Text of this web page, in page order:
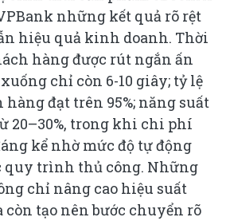
những kết quả rõ rệt
hiệu quả kinh doanh. Thời
hàng được rút ngắn ấn
chỉ còn 6-10 giây; tỷ lệ
đạt trên 95%; năng suất
20–30%, trong khi chi phí
kể nhờ mức độ tự động
quy trình thủ công. Những
chỉ nâng cao hiệu suất
còn tạo nên bước chuyển rõ